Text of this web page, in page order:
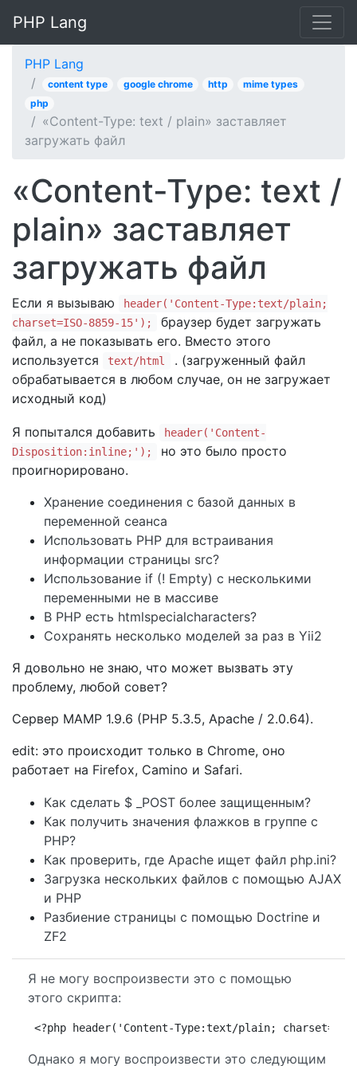
PHP Lang
PHP Lang
content type google chrome http
mime types
php
«Content-Type: text / plain» заставляет
загружать файл
«Content-Type: text /
plain» заставляет
загружать файл
Если я вызываю
header('Content-Type:text/plain;
charset=ISO-8859-15');
браузер будет загружать
файл, а не показывать его. Вместо этого
используется
text/html
. (загруженный файл
обрабатывается в любом случае, он не загружает
исходный код)
Я попытался добавить
header('Content-
Disposition:inline;');
но это было просто
проигнорировано.
Хранение соединения с базой данных в
переменной сеанса
Использовать PHP для встраивания
информации страницы src?
Использование if (! Empty) с несколькими
переменными не в массиве
В PHP есть htmlspecialcharacters?
Сохранять несколько моделей за раз в Yii2
Я довольно не знаю, что может вызвать эту
проблему, любой совет?
Сервер MAMP 1.9.6 (PHP 5.3.5, Apache / 2.0.64).
edit: это происходит только в Chrome, оно
работает на Firefox, Camino и Safari.
Как сделать $ _POST более защищенным?
Как получить значения флажков в группе с
PHP?
Как проверить, где Apache ищет файл php.ini?
Загрузка нескольких файлов с помощью AJAX
и PHP
Разбиение страницы с помощью Doctrine и
ZF2
Я не могу воспроизвести это с помощью
этого скрипта:
<?php header('Content-Type:text/plain;
Однако я могу воспроизвести это следующим